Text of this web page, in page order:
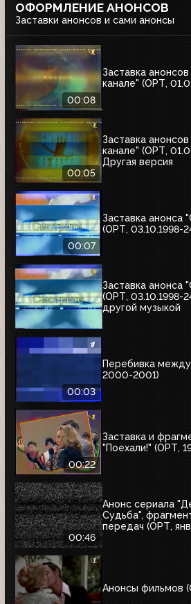
ОФОРМЛЕНИЕ АНОНСОВ
Заставки анонсов и сами анонсы
00:08
Заставка
канале" (ОРТ,
00:05
Заставка
канале" (ОРТ,
Другая версия
00:07
Заставка анонса
(ОРТ, 03.10.1998-
Заставка анонса
(ОРТ, 03.10.1998-
другой музыкой
00:03
Перебивка
2000-2001)
00:22
Заставка и
"Поехали!" (ОРТ,
00:46
Анонс сериала
Судьба",
передач (ОРТ,
Анонсы фильмов